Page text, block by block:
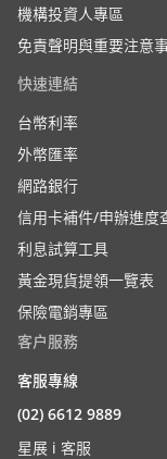
機構投資人專區
免責聲明與重要注意
快速連結
台幣利率
外幣匯率
網路銀行
信用卡補件/申辦進度
利息試算工具
黃金現貨提領一覽表
保險電銷專區
客户服務
客服專線
(02) 6612 9889
星展 i 客服